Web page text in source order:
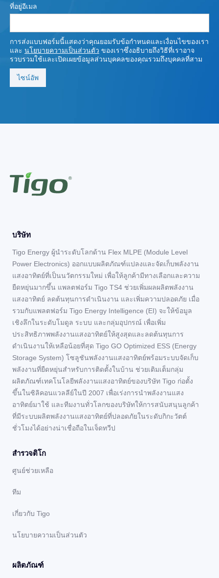
ที่อยู่อีเมล
การส่งแบบฟอร์มนี้แสดงว่าคุณยอมรับข้อกําหนดและเงื่อนไขของเรา
และ นโยบายความเป็นส่วนตัว ของเราซึ่งอธิบายถึงวิธีที่เราอาจ
รวบรวมใช้และเปิดเผยข้อมูลส่วนบุคคลของคุณรวมถึงบุคคลที่สาม
บริษัท
Tigo Energy ผู้นำระดับโลกด้าน Flex MLPE (Module Level
Power Electronics) ออกแบบผลิตภัณฑ์แปลงและจัดเก็บพลังงาน
แสงอาทิตย์ที่เป็นนวัตกรรมใหม่ เพื่อให้ลูกค้ามีทางเลือกและความ
ยืดหยุ่นมากขึ้น แพลตฟอร์ม Tigo TS4 ช่วยเพิ่มผลผลิตพลังงาน
แสงอาทิตย์ ลดต้นทุนการดำเนินงาน และเพิ่มความปลอดภัย เมื่อ
รวมกับแพลตฟอร์ม Tigo Energy Intelligence (EI) จะให้ข้อมูล
เชิงลึกในระดับโมดูล ระบบ และกลุ่มอุปกรณ์ เพื่อเพิ่ม
ประสิทธิภาพพลังงานแสงอาทิตย์ให้สูงสุดและลดต้นทุนการ
ดำเนินงานให้เหลือน้อยที่สุด Tigo GO Optimized ESS (Energy
Storage System) โซลูชันพลังงานแสงอาทิตย์พร้อมระบบจัดเก็บ
พลังงานที่ยืดหยุ่นสำหรับการติดตั้งในบ้าน ช่วยเติมเต็มกลุ่ม
ผลิตภัณฑ์เทคโนโลยีพลังงานแสงอาทิตย์ของบริษัท Tigo ก่อตั้ง
ขึ้นในซิลิคอนแวลลีย์ในปี 2007 เพื่อเร่งการนำพลังงานแสง
อาทิตย์มาใช้ และทีมงานทั่วโลกของบริษัทให้การสนับสนุนลูกค้า
ที่มีระบบผลิตพลังงานแสงอาทิตย์ที่ปลอดภัยในระดับกิกะวัตต์
ชั่วโมงได้อย่างน่าเชื่อถือในเจ็ดทวีป
สํารวจติโก
ศูนย์ช่วยเหลือ
ทีม
เกี่ยวกับ Tigo
นโยบายความเป็นส่วนตัว
ผลิตภัณฑ์